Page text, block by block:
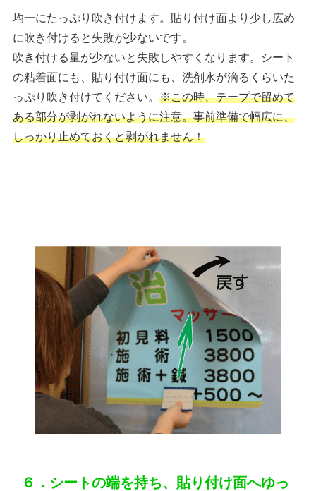
均一にたっぷり吹き付けます。貼り付け面より少し広め
に吹き付けると失敗が少ないです。
吹き付ける量が少ないと失敗しやすくなります。シート
の粘着面にも、貼り付け面にも、洗剤水が滴るくらいた
っぷり吹き付けてください。※この時、テープで留めて
ある部分が剥がれないように注意。事前準備で幅広に、
しっかり止めておくと剥がれません！
６．シートの端を持ち、貼り付け面へゆっ